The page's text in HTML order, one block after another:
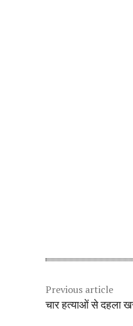
Previous article
चार हत्याओं से दहला